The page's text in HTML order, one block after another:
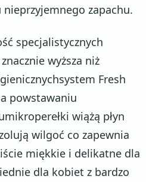
zapachu.
specjalistycznych
wyższa niż
Fresh
powstawaniu
wiążą płyn
wilgoć co zapewnia
miękkie i delikatne dla
dla kobiet z bardzo